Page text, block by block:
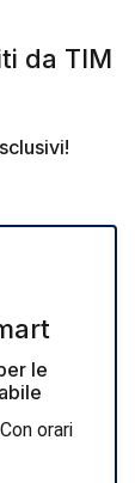
da TIM
le
orari